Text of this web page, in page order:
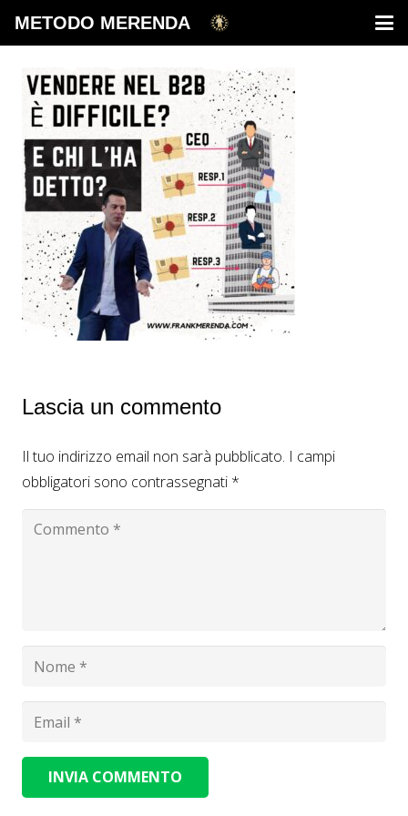
METODO MERENDA
Lascia un commento
Il tuo indirizzo email non sarà pubblicato. I campi
obbligatori sono contrassegnati *
INVIA COMMENTO